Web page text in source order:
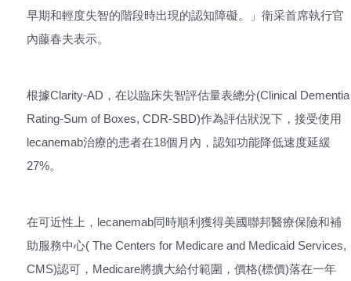
早期和輕度失智的階段時出現的認知障礙。」衛采首席執行官
內藤春夫表示。
根據Clarity-AD，在以臨床失智評估量表總分(Clinical Dementia
Rating-Sum of Boxes, CDR-SBD)作為評估狀況下，接受使用
lecanemab治療的患者在18個月內，認知功能降低速度延緩
27%。
在可近性上，lecanemab同時順利獲得美國聯邦醫療保險和補
助服務中心( The Centers for Medicare and Medicaid Services,
CMS)認可，Medicare將擴大給付範圍，價格(標價)落在一年